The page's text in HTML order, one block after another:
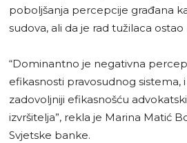
poboljšanja percepcije građana
sudova, ali da je rad tužilaca
“Dominantno je negativna
efikasnosti pravosudnog sistema,
zadovoljniji efikasnošću
izvršitelja”, rekla je Marina Matić
Svjetske banke.